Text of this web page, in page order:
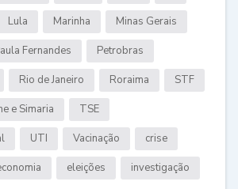
Lula Marinha Minas Gerais
Fernandes Petrobras
Rio de Janeiro Roraima STF
e Simaria TSE
UTI Vacinação crise
eleições investigação